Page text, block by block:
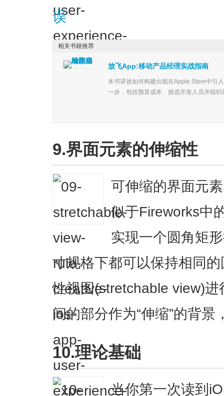
误
放飞App:移动产品经理实战指南
本书讲述如何构建出能在Apple Store中引
一步，包括预算成本、挑选开发人员并组
相关书籍推荐
9.界面元素的伸缩性
可伸缩的界面元
似于Fireworks中
实现一个圆角矩
寸规格下都可以保持相同
性视图(stretchable view)
间的部分作为“伸缩”的背
10.理论基础
当你第一次读到